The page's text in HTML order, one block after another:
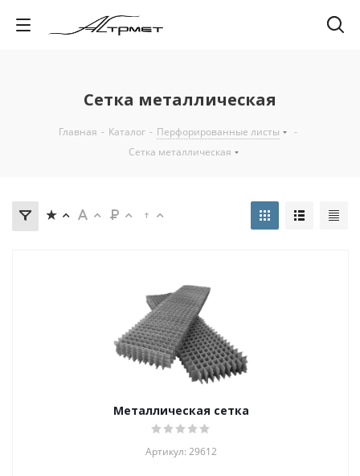
Сетка металлическая
Главная - Каталог - Перфорированные листы
-
Сетка металлическая
Металлическая сетка
Артикул: 29612